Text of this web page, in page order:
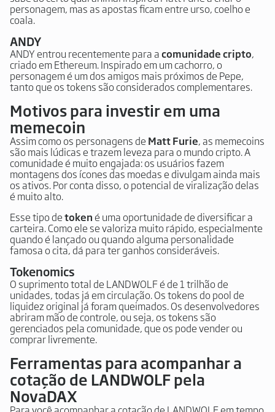
personagem, mas as apostas ficam entre urso, coelho e
coala.
ANDY
ANDY entrou recentemente para acomunidade cripto,
criado em Ethereum. Inspirado em um cachorro, o
personagem é um dos amigos mais próximos de Pepe,
tanto que os tokens são considerados complementares.
Motivos para investir em uma
memecoin
Assim como os personagens de Matt Furie, as memecoins
são mais lúdicas e trazem leveza para o mundo cripto. A
comunidade é muito engajada: os usuários fazem
montagens dos ícones das moedas e divulgam ainda mais
os ativos. Por conta disso, o potencial de viralização delas
é muito alto.
Esse tipo detokené uma oportunidade de diversificar a
carteira. Como ele se valoriza muito rápido, especialmente
quando é lançado ou quando alguma personalidade
famosa o cita, dá para ter ganhos consideráveis.
Tokenomics
O suprimento total de LANDWOLF é de 1 trilhão de
unidades, todas já em circulação. Os tokens do pool de
liquidez original já foram queimados. Os desenvolvedores
abriram mão de controle, ou seja, os tokens são
gerenciados pela comunidade, que os pode vender ou
comprar livremente.
Ferramentas para acompanhar a
cotação de LANDWOLF pela
NovaDAX